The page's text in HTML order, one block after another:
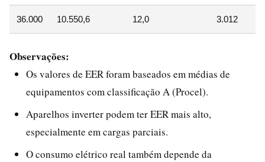
36.000 10.550,6 12,0 3.012
Observações:
Os valores de EER foram baseados em médias de
equipamentos com classificação A (Procel).
Aparelhos inverter podem ter EER mais alto,
especialmente em cargas parciais.
O consumo elétrico real também depende da